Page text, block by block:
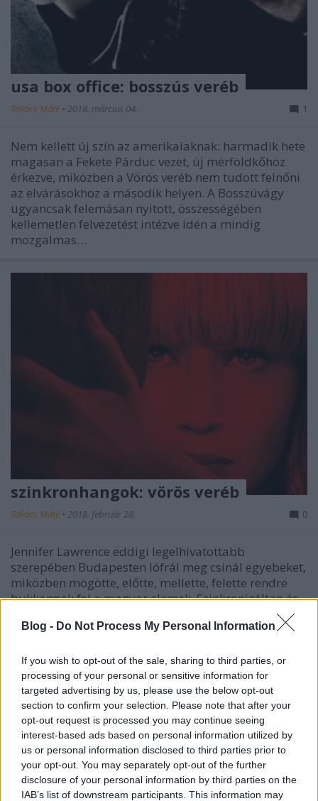
Blog - Do Not Process My Personal Information
If you wish to opt-out of the sale, sharing to third parties, or
processing of your personal or sensitive information for
targeted advertising by us, please use the below opt-out
section to confirm your selection. Please note that after your
opt-out request is processed you may continue seeing
interest-based ads based on personal information utilized by
us or personal information disclosed to third parties prior to
your opt-out. You may separately opt-out of the further
disclosure of your personal information by third parties on the
IAB’s list of downstream participants. This information may
usa box office: bosszús veréb
Takács Máté • 2018. március 04. 1
Nem kellett új szín az amerikaiaknak: harmadik hete
magasan a Fekete Párduc vezet, új mérföldkőhöz
érkezve, miközben a Vörös veréb nem tudott felnőni
az elvárásokhoz a második helyen. A Bosszúvágy
ugyancsak felemásan nyitott, összességében
kellemetlen felvezetést intézve idén a mindig
mozgalmas…
szinkronhangok: vörös veréb
Takács Máté • 2018. február 28. 0
Jennifer Lawrence eddigi legelhivatottabb
szerepében Budapesten lófrál meg csinál egyebeket,
miközben mögötte, előtte, mellette, felette rendre
bukkannak fel a magyar elemek. Szinkronizáltan és
feliratosan is csicsereg a veréb, előbbi változatban
magyar színészek magukat készségesen